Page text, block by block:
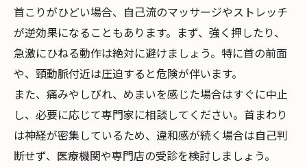
首こりがひどい場合、自己流のマッサージやストレッチ
が逆効果になることもあります。まず、強く押したり、
急激にひねる動作は絶対に避けましょう。特に首の前面
や、頸動脈付近は圧迫すると危険が伴います。
また、痛みやしびれ、めまいを感じた場合はすぐに中止
し、必要に応じて専門家に相談してください。首まわり
は神経が密集しているため、違和感が続く場合は自己判
断せず、医療機関や専門店の受診を検討しましょう。